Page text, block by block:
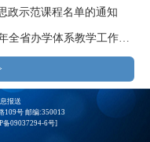
政示范课程名单的通知
章 闽开大2024、108号 关于召开2024年全省办学体系教学工作会议的通知
报送
109号 邮编:350013
备09037294-6号]